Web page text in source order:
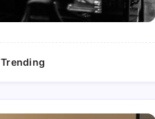
Trending